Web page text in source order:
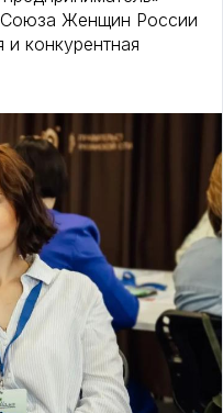
Союза Женщин России
конкурентная